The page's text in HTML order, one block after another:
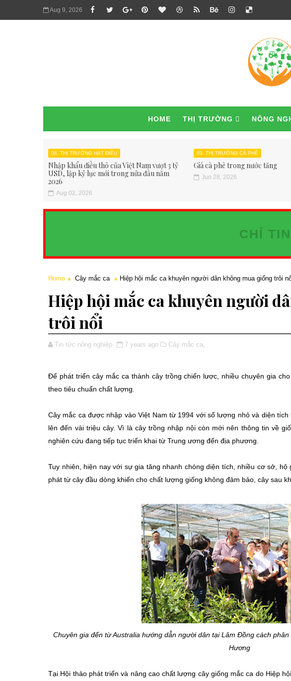
Aug 9, 2026
HOME THỊ TRƯỜNG NÔNG
06. THỊ TRƯỜNG HẠT ĐIỀU
Nhập khẩu điều thô của Việt Nam vượt 3 tỷ
USD, lập kỷ lục mới trong nửa đầu năm
2026
Aug 02, 2026
03. THỊ TRƯỜNG CÀ PHÊ
Giá cà phê trong nước tăng
Jun 28, 2026
CHỈ
Home Cây mắc ca Hiệp hội mắc ca khuyên người dân không mua giống trôi
Hiệp hội mắc ca khuyên người
trôi nổi
Tin tức nông nghiệp 7 years ago Cây mắc ca,
Để phát triển cây mắc ca thành cây trồng chiến lược, nhiều chuyên gia
theo tiêu chuẩn chất lượng.
Cây mắc ca được nhập vào Việt Nam từ 1994 với số lượng nhỏ và diện
lên đến vài triệu cây. Vì là cây trồng nhập nội còn mới nên thông tin về
nghiên cứu đang tiếp tục triển khai từ Trung ương đến địa phương.
Tuy nhiên, hiện nay với sự gia tăng nhanh chóng diện tích, nhiều cơ sở,
phát từ cây đầu dòng khiến cho chất lượng giống không đảm bảo, cây sau
Chuyên gia đến từ Australia hướng dẫn người dân tại Lâm Đồng cách
Hương
Tại Hội thảo phát triển và nâng cao chất lượng cây giống mắc ca do Hiệp